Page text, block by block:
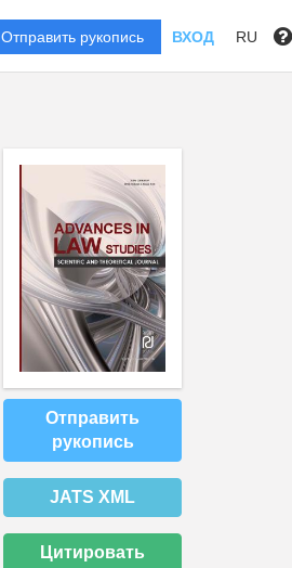
Отправить рукопись ВХОД RU
Отправить
рукопись
JATS XML
Цитировать